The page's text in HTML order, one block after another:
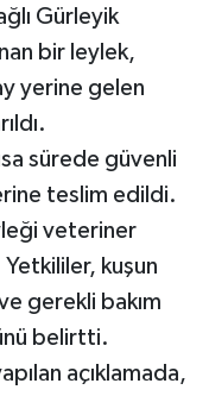
Gürleyik
bir leylek,
yerine gelen
sürede güvenli
teslim edildi.
veteriner
kuşun
gerekli bakım
belirtti.
açıklamada,